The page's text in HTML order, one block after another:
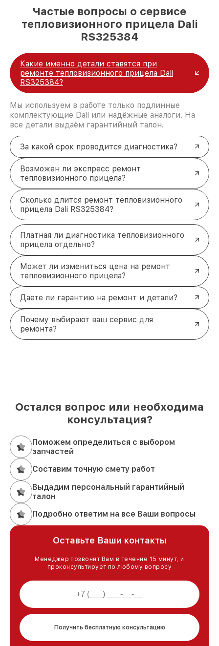
Частые вопросы о сервисе
тепловизионного прицела Dali
RS325384
Какие именно детали ставятся при
ремонте тепловизионного прицела Dali
RS325384?
Мы используем в работе только подлинные
комплектующие Dali или надёжные аналоги. На
все детали выдаём гарантийный талон.
За какой срок проводится диагностика?
Возможен ли экспресс ремонт
тепловизионного прицела?
Сколько длится ремонт тепловизионного
прицела Dali RS325384?
Платная ли диагностика тепловизионного
прицела отдельно?
Может ли измениться цена на ремонт
тепловизионного прицела?
Даете ли гарантию на ремонт и детали?
Почему выбирают ваш сервис для
ремонта?
Остался вопрос или необходима
консультация?
Поможем определиться с выбором
запчастей
Составим точную смету работ
Выдадим персональный гарантийный
талон
Подробно ответим на все Ваши вопросы
Оставьте Ваши контакты
Менеджер позвонит Вам в течение 15 минут, и
проконсультирует по любому вопросу
Получить бесплатную консультацию